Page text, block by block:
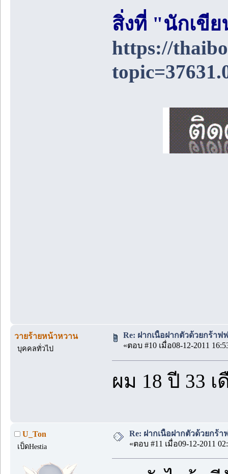
สิ่งที่ "นักเขี
https://
วายร้ายหน้าหวาน
บุคคลทั่วไป
Re: ฝากเนื้อฝากตัวด้วยกร้าฟ
«ตอบ #10 เมื่อ08-12-2011
ผม 18 ปี 33
U_Ton
เป็ดHestia
Re: ฝากเนื้อฝากตัวด้วยกร้า
«ตอบ #11 เมื่อ09-12-2011